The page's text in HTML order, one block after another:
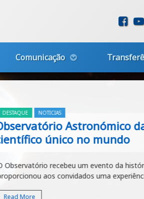
Comunicação
DESTAQUE NOTICIAS
Astronómico
único no mundo
Observatório recebeu um evento da
aos convidados uma
Read More